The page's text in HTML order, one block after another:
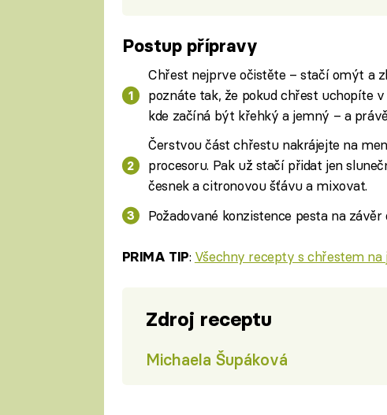
Postup přípravy
Chřest nejprve očistěte – stačí omýt a
poznáte tak, že pokud chřest uchopíte
kde začíná být křehký a jemný – a
Čerstvou část chřestu nakrájejte na
procesoru. Pak už stačí přidat jen
česnek a citronovou šťávu a mixovat.
Požadované konzistence pesta na
PRIMA TIP: Všechny recepty s chřestem
Zdroj receptu
Michaela Šupáková